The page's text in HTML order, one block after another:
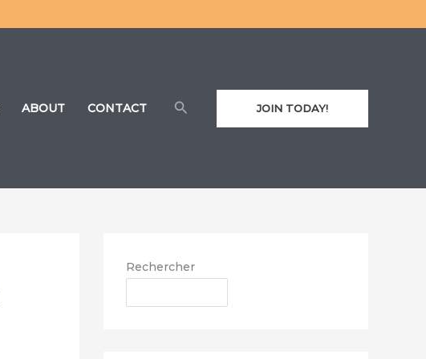
ABOUT CONTACT RechercherJOIN TODAY!
Rechercher